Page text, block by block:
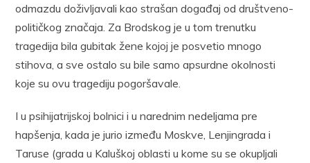
odmazdu doživljavali kao strašan događaj od društveno-
političkog značaja. Za Brodskog je u tom trenutku
tragedija bila gubitak žene kojoj je posvetio mnogo
stihova, a sve ostalo su bile samo apsurdne okolnosti
koje su ovu tragediju pogoršavale.
I u psihijatrijskoj bolnici i u narednim nedeljama pre
hapšenja, kada je jurio između Moskve, Lenjingrada i
Taruse (grada u Kaluškoj oblasti u kome su se okupljali